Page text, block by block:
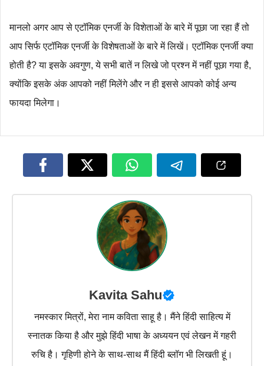
मानलो अगर आप से एटॉमिक एनर्जी के विशेताओं के बारे में पूछा जा रहा हैं तो
आप सिर्फ एटॉमिक एनर्जी के विशेषताओं के बारे में लिखें। एटॉमिक एनर्जी क्या
होती है? या इसके अवगुण, ये सभी बातें न लिखे जो प्रश्न में नहीं पूछा गया है,
क्योंकि इसके अंक आपको नहीं मिलेंगे और न ही इससे आपको कोई अन्य
फायदा मिलेगा।
Kavita Sahu
नमस्कार मित्रों, मेरा नाम कविता साहू है। मैंने हिंदी साहित्य में
स्नातक किया है और मुझे हिंदी भाषा के अध्ययन एवं लेखन में गहरी
रुचि है। गृहिणी होने के साथ-साथ मैं हिंदी ब्लॉग भी लिखती हूं।